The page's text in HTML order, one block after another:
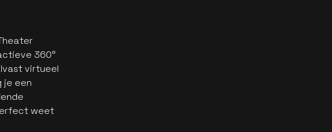
360°
virtueel
je een
weet